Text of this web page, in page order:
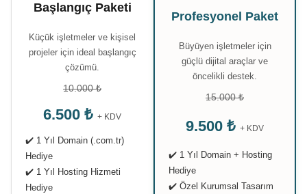
Başlangıç Paketi
Küçük işletmeler ve kişisel
projeler için ideal başlangıç
çözümü.
10.000 ₺
6.500 ₺ + KDV
✔️ 1 Yıl Domain (.com.tr)
Hediye
✔️ 1 Yıl Hosting Hizmeti
Hediye
Profesyonel Paket
Büyüyen işletmeler için
güçlü dijital araçlar ve
öncelikli destek.
15.000 ₺
9.500 ₺ + KDV
✔️ 1 Yıl Domain + Hosting
Hediye
✔️ Özel Kurumsal Tasarım